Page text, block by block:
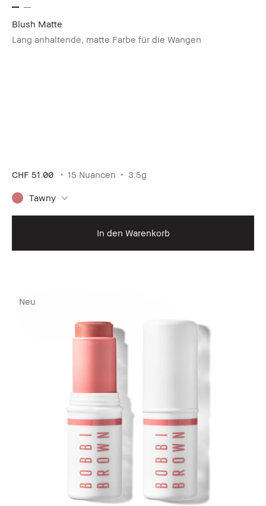
Blush Matte
Lang anhaltende, matte Farbe für die Wangen
CHF 51.00 15 Nuancen 3.5g
Tawny
In den Warenkorb
Neu